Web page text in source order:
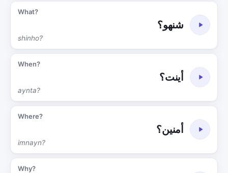
What?
شنهو؟
shinho?
When?
أينت؟
aynta?
Where?
أمنين؟
imnayn?
Why?